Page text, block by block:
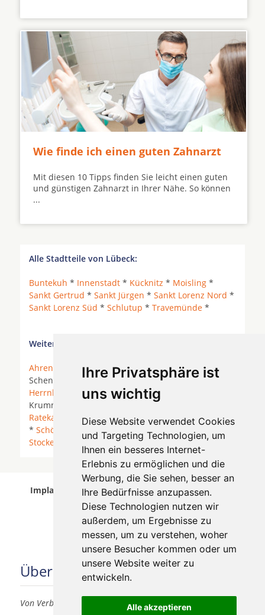
Ihre Privatsphäre ist
uns wichtig
Diese Website verwendet Cookies
und Targeting Technologien, um
Ihnen ein besseres Internet-
Erlebnis zu ermöglichen und die
Werbung, die Sie sehen, besser an
Ihre Bedürfnisse anzupassen.
Diese Technologien nutzen wir
außerdem, um Ergebnisse zu
messen, um zu verstehen, woher
unsere Besucher kommen oder um
unsere Website weiter zu
entwickeln.
Alle akzeptieren
Wie finde ich einen guten Zahnarzt
Mit diesen 10 Tipps finden Sie leicht einen guten
und günstigen Zahnarzt in Ihrer Nähe. So können
...
Alle Stadtteile von Lübeck:
Buntekuh * Innenstadt * Kücknitz * Moisling *
Sankt Gertrud * Sankt Jürgen * Sankt Lorenz Nord *
Sankt Lorenz Süd * Schlutup * Travemünde *
Weitere Orte in der Nähe von Lübeck Innenstadt:
Ahrensbök Bad Schwartau*Groß Grönau * Groß
Schenkenberg * Hamberge *Heilshoop*
Herrnburg
* Klein Wesenberg * Klempau *
Krummesse *
Lüdersdorf
Ratekau
Reinfeld* Reinfeld (Holstein) * Rohlsdorf
* Schönberg (Mecklenburg) *Selmsdorf *
Stockelsdorf
* Wesenberg (Holstein) *Zarpen *
Implantologen in Lübeck Innenstadt wurde am 06
August 2026 aktualisiert.
Über uns
Von Verbrauchern für Verbraucher